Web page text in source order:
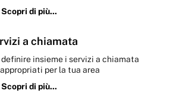
Scopri di più...
a chiamata
definire insieme i servizi a chiamata
per la tua area
Scopri di più...